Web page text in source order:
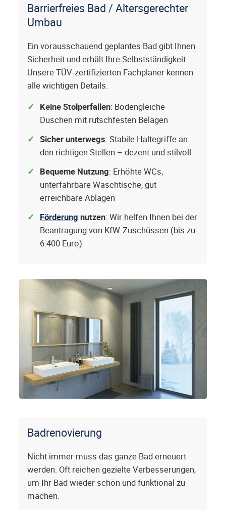
Barrierfreies Bad / Altersgerechter
Umbau
Ein vorausschauend geplantes Bad gibt Ihnen
Sicherheit und erhält Ihre Selbstständigkeit.
Unsere TÜV-zertifizierten Fachplaner kennen
alle wichtigen Details.
Keine Stolperfallen: Bodengleiche
Duschen mit rutschfesten Belägen
Sicher unterwegs: Stabile Haltegriffe an
den richtigen Stellen – dezent und stilvoll
Bequeme Nutzung: Erhöhte WCs,
unterfahrbare Waschtische, gut
erreichbare Ablagen
Förderung nutzen: Wir helfen Ihnen bei der
Beantragung von KfW-Zuschüssen (bis zu
6.400 Euro)
Badrenovierung
Nicht immer muss das ganze Bad erneuert
werden. Oft reichen gezielte Verbesserungen,
um Ihr Bad wieder schön und funktional zu
machen.